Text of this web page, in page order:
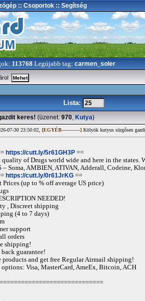
:: Csoportok :: Segítség
113768 Legújabb tag: carmen_soler
Lista:
keres! (üzenet: 970, Kutya)
07-30 23:50:02, [EGYÉB------------] Kölyök kutyus sürgősen
https://cutt.ly/5r61GH3P ==
quality of Drugs world wide and here in the
Soma, AMBIEN, ATIVAN, Adderall, Codeine,
https://cutt.ly/0r61JrKG ==
(up to % off average US price)
NEEDED!
, Discreet shipping
(4 to 7 days)
support
orders
shipping!
guarantee!
products and get free Regular Airmail shipping!
Visa, MasterCard, AmeEx, Bitcoin, ACH